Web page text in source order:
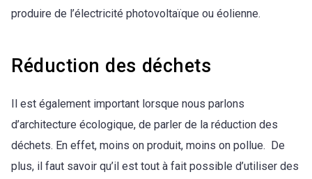
produire de l’électricité photovoltaïque ou éolienne.
Réduction des déchets
Il est également important lorsque nous parlons
d’architecture écologique, de parler de la réduction des
déchets. En effet, moins on produit, moins on pollue. De
plus, il faut savoir qu’il est tout à fait possible d’utiliser des